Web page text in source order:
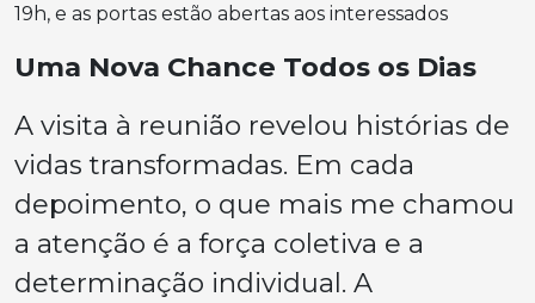
19h, e as portas estão abertas aos interessados
Uma Nova Chance Todos os Dias
A visita à reunião revelou histórias de
vidas transformadas. Em cada
depoimento, o que mais me chamou
a atenção é a força coletiva e a
determinação individual. A